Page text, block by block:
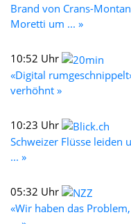
Brand von Crans-
Moretti um ... »
10:52 Uhr
«Digital
verhöhnt »
10:23 Uhr
Schweizer Flüsse leiden
... »
05:32 Uhr
«Wir haben das